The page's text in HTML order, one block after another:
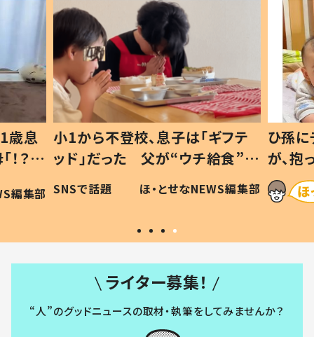
歳息
？」
編集部
小1から不登校、息子は「ギフテ
ッド」だった 父が“ウチ給食”を
作り続ける理由とは #令和の親
#令和の子
SNSで話題 ほ・とせなNEWS編集部
ひ孫
が、
「涙が
い」
ライター募集！
“人”のグッドニュースの取材・執筆をしてみませんか？